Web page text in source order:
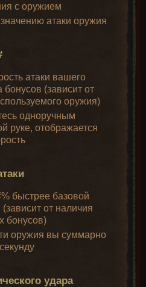
с оружием
атаки оружия
атаки вашего
бонусов (зависит от
оружия)
одноручным
руке, отображается
быстрее базовой
от наличия
бонусов)
оружия вы суммарно
удара